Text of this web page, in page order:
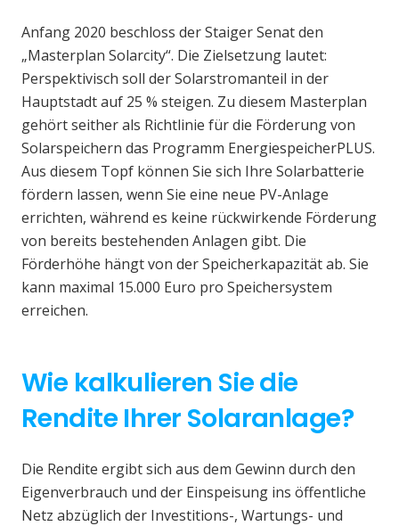
Anfang 2020 beschloss der Staiger Senat den
„Masterplan Solarcity“. Die Zielsetzung lautet:
Perspektivisch soll der Solarstromanteil in der
Hauptstadt auf 25 % steigen. Zu diesem Masterplan
gehört seither als Richtlinie für die Förderung von
Solarspeichern das Programm EnergiespeicherPLUS.
Aus diesem Topf können Sie sich Ihre Solarbatterie
fördern lassen, wenn Sie eine neue PV-Anlage
errichten, während es keine rückwirkende Förderung
von bereits bestehenden Anlagen gibt. Die
Förderhöhe hängt von der Speicherkapazität ab. Sie
kann maximal 15.000 Euro pro Speichersystem
erreichen.
Wie kalkulieren Sie die
Rendite Ihrer Solaranlage?
Die Rendite ergibt sich aus dem Gewinn durch den
Eigenverbrauch und der Einspeisung ins öffentliche
Netz abzüglich der Investitions-, Wartungs- und